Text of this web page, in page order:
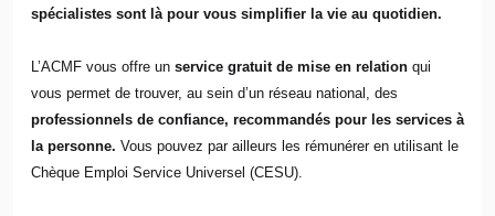
spécialistes sont là pour vous simplifier la vie au quotidien.
L’ACMF vous offre un service gratuit de mise en relation qui
vous permet de trouver, au sein d’un réseau national, des
professionnels de confiance, recommandés pour les services à
la personne. Vous pouvez par ailleurs les rémunérer en utilisant le
Chèque Emploi Service Universel (CESU).